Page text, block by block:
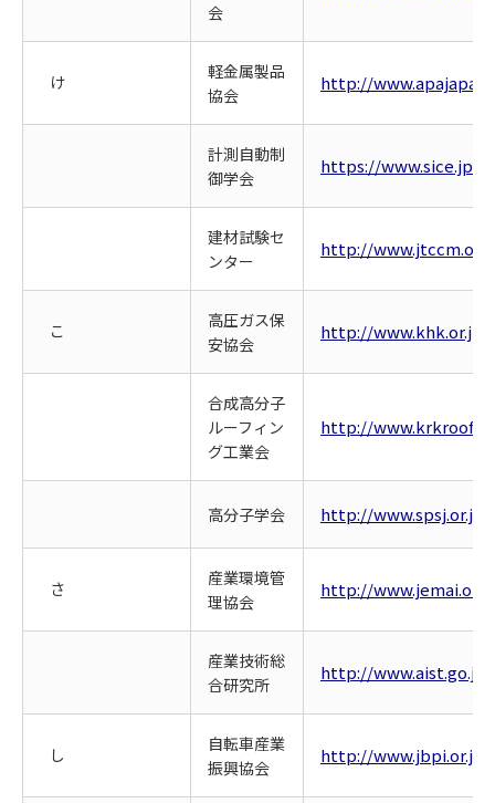
会
け
軽金属製品
協会
http://
計測自動制
御学会
https://www.sice.jp/
建材試験セ
ンター
http://
こ
高圧ガス保
安協会
http://www.khk.or.jp/
合成高分子
ルーフィン
グ工業会
http://
高分子学会 http://www.spsj.or.jp/
さ
産業環境管
理協会
http://
産業技術総
合研究所
http://www.aist.go.jp/
し
自転車産業
振興協会
http://www.jbpi.or.jp/